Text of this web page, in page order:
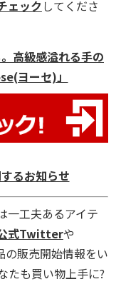
ェックしてくださ
高級感溢れる手の
ヨーセ)」
るお知らせ
一工夫あるアイテ
式Twitterや
の販売開始情報をい
も買い物上手に?